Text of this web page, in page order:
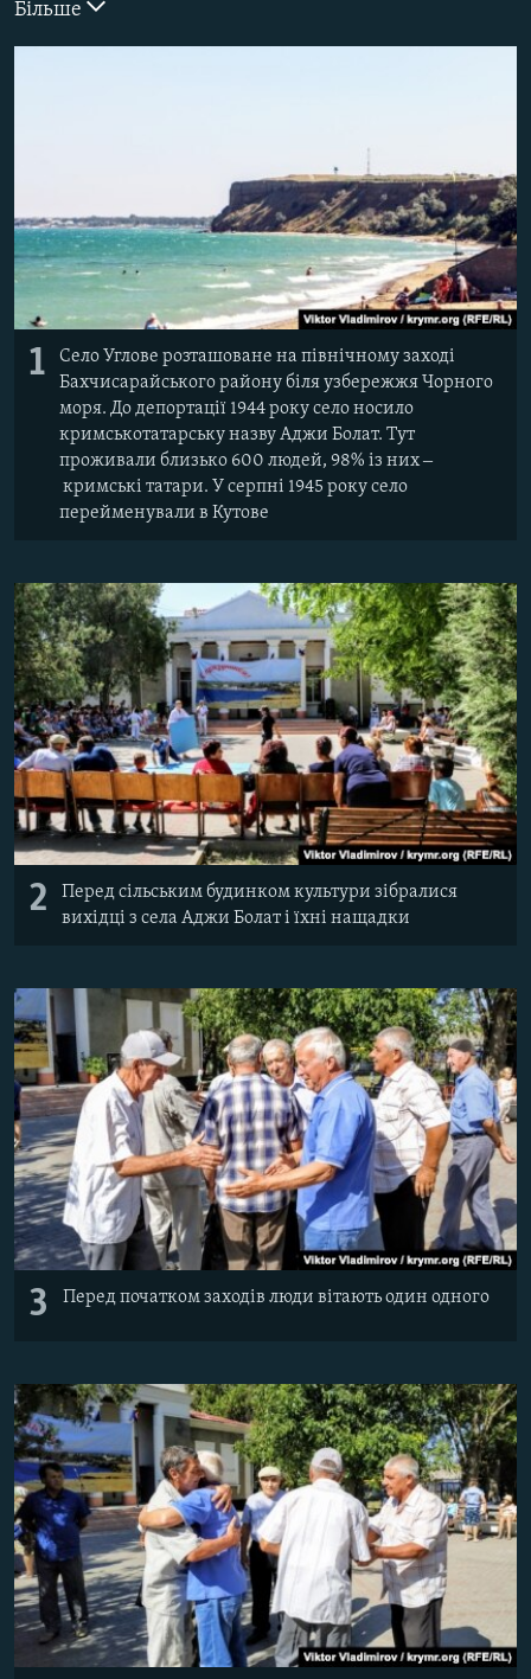
Русский
Усі сайти RFE/RL
Більше
1
Село Углове розташоване на північному заході
Бахчисарайського району біля узбережжя Чорного
моря. До депортації 1944 року село носило
кримськотатарську назву Аджи Болат. Тут
проживали близько 600 людей, 98% із них ‒
кримські татари. У серпні 1945 року село
перейменували в Кутове
2
Перед сільським будинком культури зібралися
вихідці з села Аджи Болат і їхні нащадки
3 Перед початком заходів люди вітають один одного